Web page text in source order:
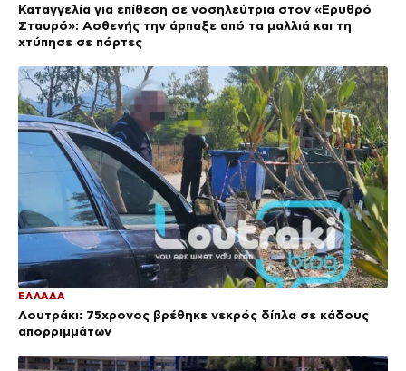
Καταγγελία για επίθεση σε νοσηλεύτρια στον «Ερυθρό
Σταυρό»: Ασθενής την άρπαξε από τα μαλλιά και τη
χτύπησε σε πόρτες
ΕΛΛΑΔΑ
Λουτράκι: 75χρονος βρέθηκε νεκρός δίπλα σε κάδους
απορριμμάτων